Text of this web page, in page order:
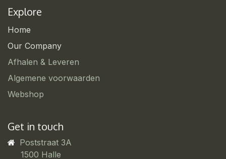
Explore
Home
Our Company
Afhalen & Leveren
Algemene voorwaarden
Webshop
Get in touch
Poststraat 3A
​1500 Halle